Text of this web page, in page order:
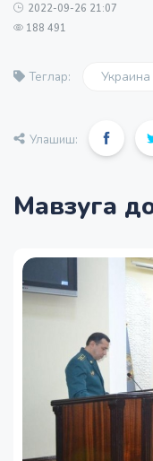
2022-09-26 21:07
188 491
Теглар: Украина
Улашиш:
Мавзуга